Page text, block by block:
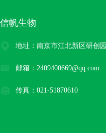
信帆生物
地址：南京市江北新区研创园
邮箱：2409400669@qq.com
传真：021-51870610